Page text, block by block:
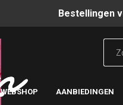
Bestellingen
WEBSHOP AANBIEDINGEN